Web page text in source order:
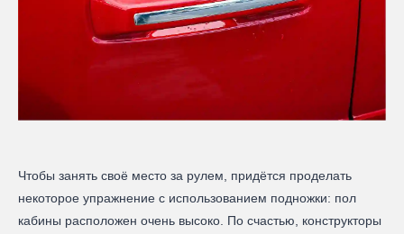
Чтобы занять своё место за рулем, придётся проделать
некоторое упражнение с использованием подножки: пол
кабины расположен очень высоко. По счастью, конструкторы